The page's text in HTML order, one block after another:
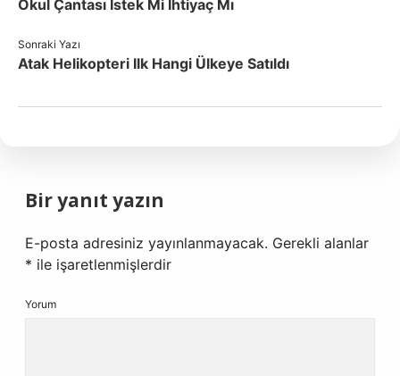
Okul Çantası Istek Mi Ihtiyaç Mı
Sonraki Yazı
Atak Helikopteri Ilk Hangi Ülkeye Satıldı
Bir yanıt yazın
E-posta adresiniz yayınlanmayacak. Gerekli alanlar
* ile işaretlenmişlerdir
Yorum